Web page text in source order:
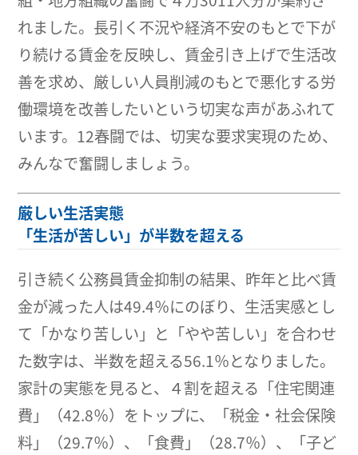
れました。長引く不況や経済不安のもとで下が
り続ける賃金を反映し、賃金引き上げで生活改
善を求め、厳しい人員削減のもとで悪化する労
働環境を改善したいという切実な声があふれて
います。12春闘では、切実な要求実現のため、
みんなで奮闘しましょう。
厳しい生活実態
「生活が苦しい」が半数を超える
引き続く公務員賃金抑制の結果、昨年と比べ賃
金が減った人は49.4％にのぼり、生活実感とし
て「かなり苦しい」と「やや苦しい」を合わせ
た数字は、半数を超える56.1％となりました。
家計の実態を見ると、４割を超える「住宅関連
費」（42.8％）をトップに、「税金・社会保険
料」（29.7％）、「食費」（28.7％）、「子ど